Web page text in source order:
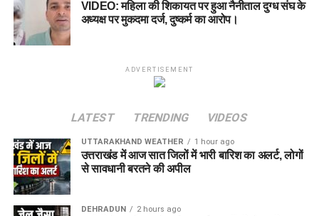
VIDEO: महिला की शिकायत पर हुआ नैनीताल दुग्ध संघ के
अध्यक्ष पर मुकदमा दर्ज, दुष्कर्म का आरोप।
ADVERTISEMENT
LATEST TRENDING VIDEOS
UTTARAKHAND WEATHER 1 hour ago
उत्तराखंड में आज सात जिलों में भारी बारिश का अलर्ट, लोगों
से सावधानी बरतने की अपील
DEHRADUN 2 hours ago